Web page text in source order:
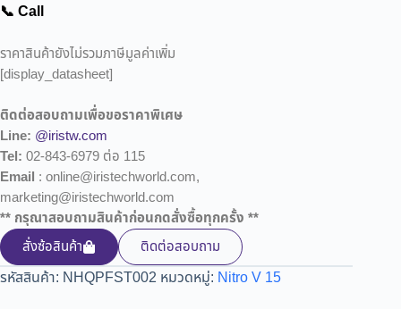
📞 Call
ราคาสินค้ายังไม่รวมภาษีมูลค่าเพิ่ม
[display_datasheet]
ติดต่อสอบถามเพื่อขอราคาพิเศษ
Line: @iristw.com
Tel: 02-843-6979 ต่อ 115
Email : online@iristechworld.com,
marketing@iristechworld.com
** กรุณาสอบถามสินค้าก่อนกดสั่งซื้อทุกครั้ง **
สั่งซ้อสินค้า
ติดต่อสอบถาม
รหัสสินค้า: NHQPFST002 หมวดหมู่: Nitro V 15